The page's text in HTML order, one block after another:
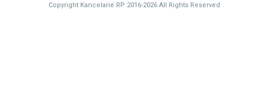
Copyright Kancelarie RP 2016-2026 All Rights Reserved